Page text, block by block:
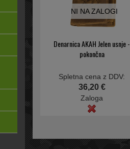
NI NA ZALOGI
Denarnica AKAH Jelen usnje -
pokončna
Spletna cena z DDV:
36,20 €
Zaloga